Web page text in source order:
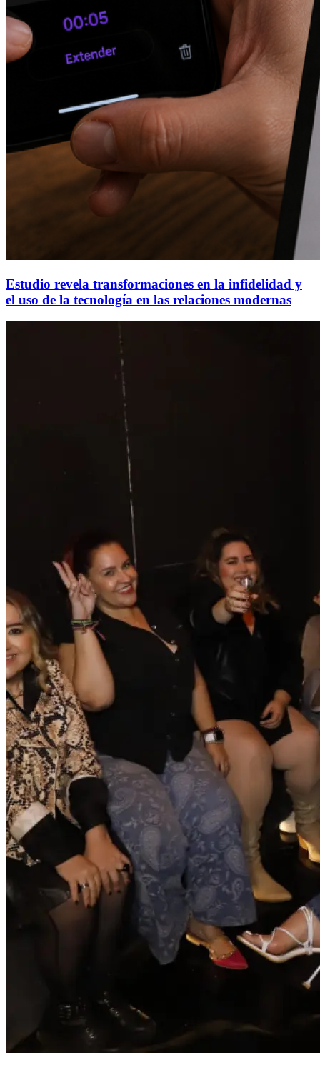
Estudio revela transformaciones en la infidelidad y
el uso de la tecnología en las relaciones modernas